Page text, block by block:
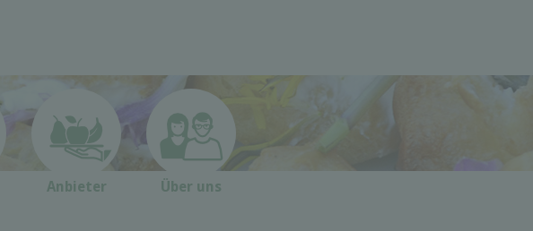
Anbieter Über uns